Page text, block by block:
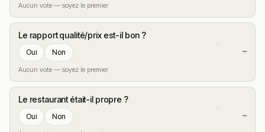
Aucun vote — soyez le premier
Le rapport qualité/prix est-il bon ?
Oui Non
Aucun vote — soyez le premier
—
Le restaurant était-il propre ?
Oui Non —